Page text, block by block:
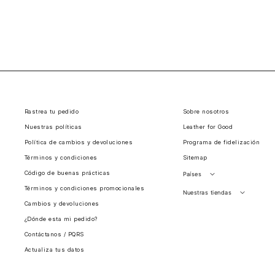
Rastrea tu pedido
Nuestras políticas
Política de cambios y devoluciones
Términos y condiciones
Código de buenas prácticas
Términos y condiciones promocionales
Cambios y devoluciones
¿Dónde esta mi pedido?
Contáctanos / PQRS
Actualiza tus datos
Sobre nosotros
Leather for Good
Programa de fidelización
Sitemap
Países
Perú
Nuestras tiendas